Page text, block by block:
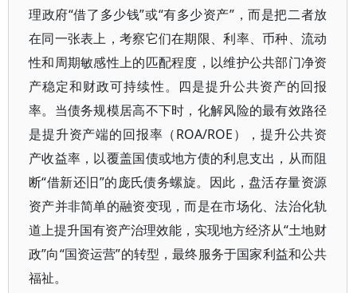
理政府“借了多少钱”或“有多少资产”，而是把二者放
在同一张表上，考察它们在期限、利率、币种、流动
性和周期敏感性上的匹配程度，以维护公共部门净资
产稳定和财政可持续性。四是提升公共资产的回报
率。当债务规模居高不下时，化解风险的最有效路径
是提升资产端的回报率（ROA/ROE），提升公共资
产收益率，以覆盖国债或地方债的利息支出，从而阻
断“借新还旧”的庞氏债务螺旋。因此，盘活存量资源
资产并非简单的融资变现，而是在市场化、法治化轨
道上提升国有资产治理效能，实现地方经济从“土地财
政”向“国资运营”的转型，最终服务于国家利益和公共
福祉。